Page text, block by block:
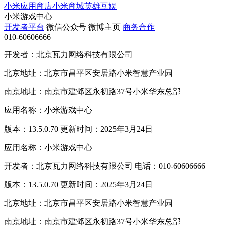
小米应用商店小米商城英雄互娱
小米游戏中心
开发者平台 微信公众号 微博主页 商务合作
010-60606666
开发者：北京瓦力网络科技有限公司
北京地址：北京市昌平区安居路小米智慧产业园
南京地址：南京市建邺区永初路37号小米华东总部
应用名称：小米游戏中心
版本：13.5.0.70 更新时间：2025年3月24日
应用名称：小米游戏中心
开发者：北京瓦力网络科技有限公司 电话：010-60606666
版本：13.5.0.70 更新时间：2025年3月24日
北京地址：北京市昌平区安居路小米智慧产业园
南京地址：南京市建邺区永初路37号小米华东总部